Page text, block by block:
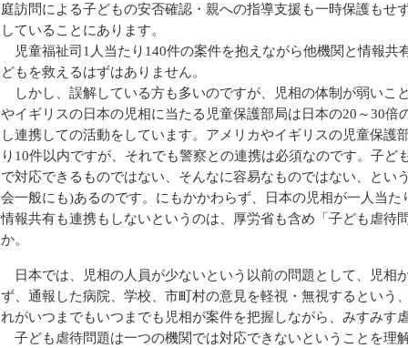
庭訪問による子どもの安否確認・親への指導支援も一時保護もせ
していることにあります。
児童福祉司1人当たり140件の案件を抱えながら他機関と情報共
どもを救えるはずはありません。
しかし、誤解している方も多いのですが、児相の体制が弱いこ
やイギリスの日本の児相に当たる児童保護部局は日本の20～30
し連携しての活動をしています。アメリカやイギリスの児童保護
り10件以内ですが、それでも警察との連携は必須なのです。子ど
で対応できるものではない、そんなに容易なものではない、とい
会一般にも)あるのです。にもかかわらず、日本の児相が一人当
情報共有も連携もしないというのは、厚労省も含め「子ども虐待
か。
日本では、児相の人員が少ないという以前の問題として、児相
ず、通報した病院、学校、市町村の意見を軽視・無視するという
れがいつまでもいつまでも児相が案件を把握しながら、みすみす
子ども虐待問題は一つの機関では対応できないということを理